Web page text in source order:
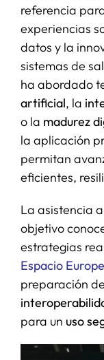
referencia
experiencias
datos y la
sistemas de
ha abordado
artificial, la
o la madurez
la aplicación
permitan
eficientes,
La asistencia
objetivo
estrategias
Espacio
preparación
para un uso